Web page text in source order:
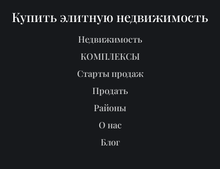
Купить элитную недвижимость
Недвижимость
КОМПЛЕКСЫ
Старты продаж
Продать
Районы
О нас
Блог